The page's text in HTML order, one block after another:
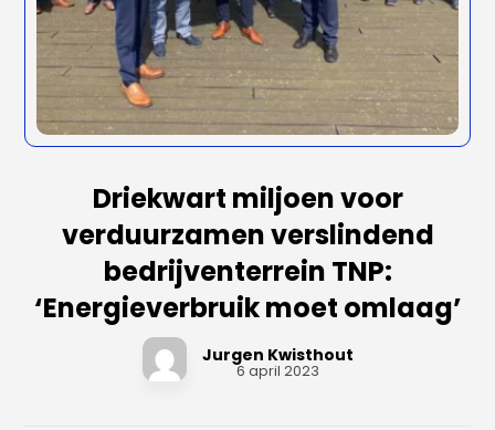
Driekwart miljoen voor
verduurzamen verslindend
bedrijventerrein TNP:
‘Energieverbruik moet omlaag’
Jurgen Kwisthout
6 april 2023